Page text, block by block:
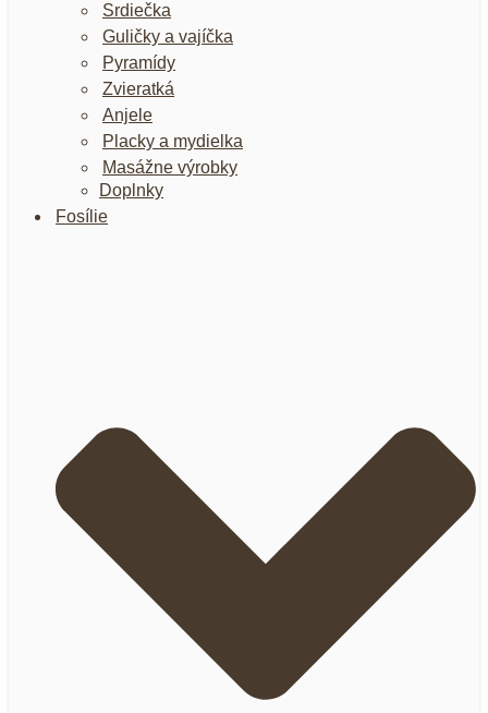
Srdiečka
Guličky a vajíčka
Pyramídy
Zvieratká
Anjele
Placky a mydielka
Masážne výrobky
Doplnky
Fosílie